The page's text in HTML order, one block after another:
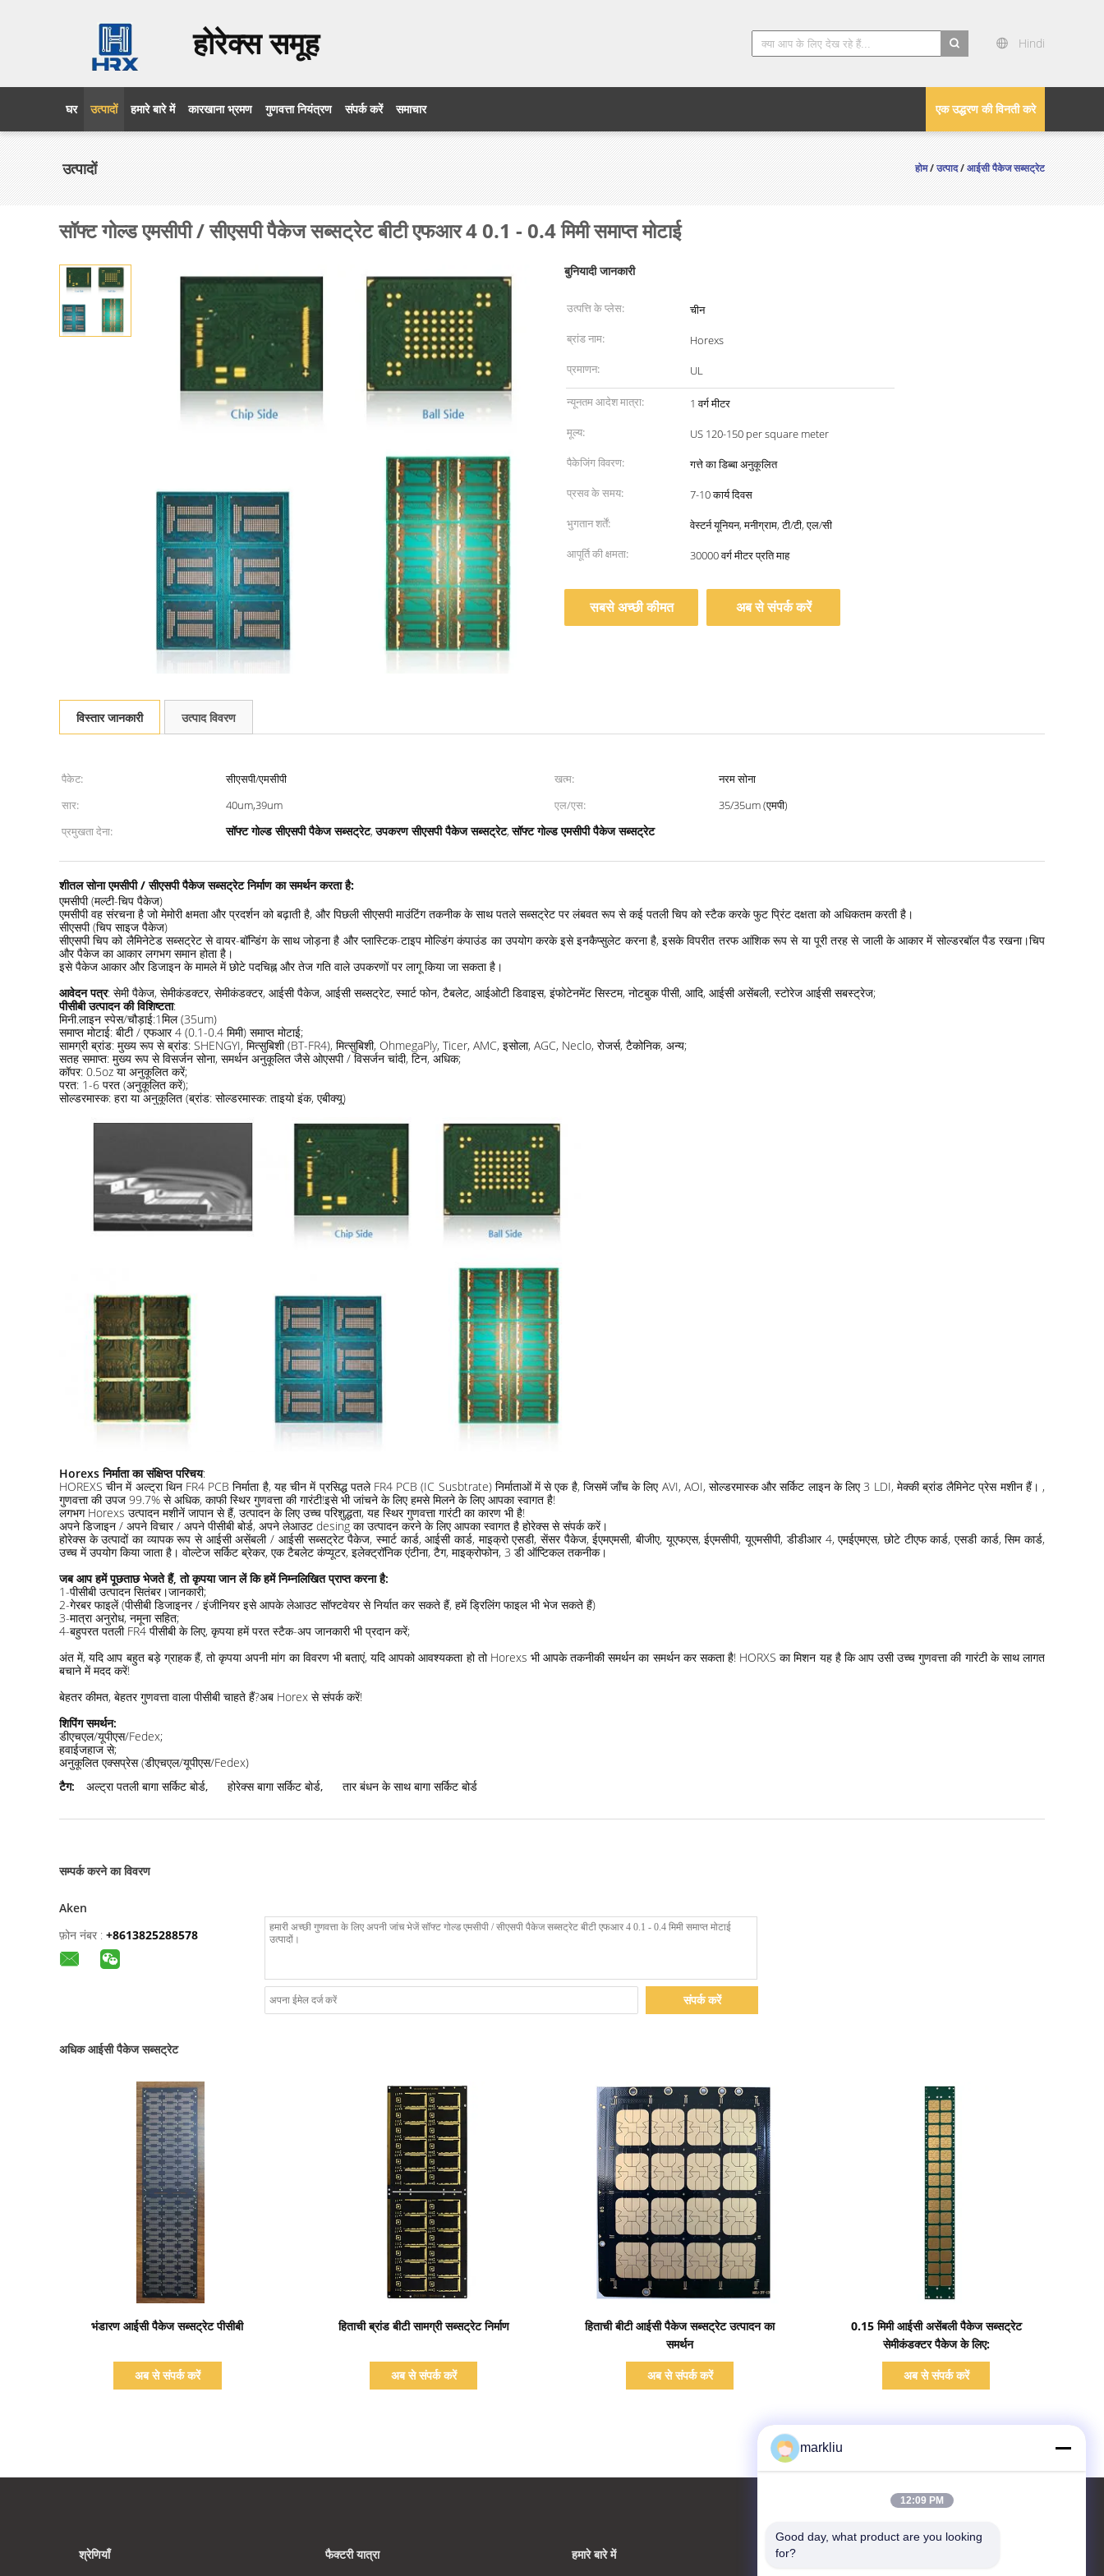
होरेक्स समूह Hindi
एक उद्धरण की विनती करे
घर उत्पादों हमारे बारे में कारखाना भ्रमण गुणवत्ता नियंत्रण संपर्क करें समाचार
उत्पादों होम/उत्पाद/आईसी पैकेज सब्सट्रेट
सॉफ्ट गोल्ड एमसीपी / सीएसपी पैकेज सब्सट्रेट बीटी एफआर 4 0.1 - 0.4 मिमी समाप्त मोटाई
बुनियादी जानकारी
उत्पत्ति के प्लेस:
चीन
ब्रांड नाम:
Horexs
प्रमाणन:
UL
न्यूनतम आदेश मात्रा:
1 वर्ग मीटर
मूल्य:
US 120-150 per square meter
पैकेजिंग विवरण:
गत्ते का डिब्बा अनुकूलित
प्रसव के समय:
7-10 कार्य दिवस
भुगतान शर्तें:
वेस्टर्न यूनियन, मनीग्राम, टी/टी, एल/सी
आपूर्ति की क्षमता:
30000 वर्ग मीटर प्रति माह
सबसे अच्छी कीमत अब से संपर्क करें
विस्तार जानकारी उत्पाद विवरण
पैकेट: सीएसपी/एमसीपी खत्म:
नरम सोना
सार:
40um,39um एल/एस:
35/35um (एमपी)
प्रमुखता देना:
सॉफ्ट गोल्ड सीएसपी पैकेज सब्सट्रेट,उपकरण सीएसपी पैकेज सब्सट्रेट,सॉफ्ट गोल्ड एमसीपी पैकेज सब्सट्रेट
शीतल सोना एमसीपी / सीएसपी पैकेज सब्सट्रेट निर्माण का समर्थन करता है:
एमसीपी (मल्टी-चिप पैकेज)
एमसीपी वह संरचना है जो मेमोरी क्षमता और प्रदर्शन को बढ़ाती है, और पिछली सीएसपी माउंटिंग तकनीक के साथ पतले सब्सट्रेट पर लंबवत रूप से कई पतली चिप को स्टैक करके फुट प्रिंट दक्षता को अधिकतम करती है।
सीएसपी (चिप साइज पैकेज)
सीएसपी चिप को लैमिनेटेड सब्सट्रेट से वायर-बॉन्डिंग के साथ जोड़ना है और प्लास्टिक-टाइप मोल्डिंग कंपाउंड का उपयोग करके इसे इनकैप्सुलेट करना है, इसके विपरीत तरफ आंशिक रूप से या पूरी तरह से जाली के आकार में सोल्डरबॉल पैड रखना।चिप
और पैकेज का आकार लगभग समान होता है।
इसे पैकेज आकार और डिजाइन के मामले में छोटे पदचिह्न और तेज गति वाले उपकरणों पर लागू किया जा सकता है।
आवेदन पत्र: सेमी पैकेज, सेमीकंडक्टर, सेमीकंडक्टर, आईसी पैकेज, आईसी सब्सट्रेट, स्मार्ट फोन, टैबलेट, आईओटी डिवाइस, इंफोटेनमेंट सिस्टम, नोटबुक पीसी, आदि, आईसी असेंबली, स्टोरेज आईसी सबस्ट्रेज;
पीसीबी उत्पादन की विशिष्टता:
मिनी.लाइन स्पेस/चौड़ाई:1मिल (35um)
समाप्त मोटाई: बीटी / एफआर 4 (0.1-0.4 मिमी) समाप्त मोटाई;
सामग्री ब्रांड: मुख्य रूप से ब्रांड: SHENGYI, मित्सुबिशी (BT-FR4), मित्सुबिशी, OhmegaPly, Ticer, AMC, इसोला, AGC, Neclo, रोजर्स, टैकोनिक, अन्य;
सतह समाप्त: मुख्य रूप से विसर्जन सोना, समर्थन अनुकूलित जैसे ओएसपी / विसर्जन चांदी, टिन, अधिक;
कॉपर: 0.5oz या अनुकूलित करें;
परत: 1-6 परत (अनुकूलित करें);
सोल्डरमास्क: हरा या अनुकूलित (ब्रांड: सोल्डरमास्क: ताइयो इंक, एबीक्यू)
Horexs निर्माता का संक्षिप्त परिचय:
HOREXS चीन में अल्ट्रा थिन FR4 PCB निर्माता है, यह चीन में प्रसिद्ध पतले FR4 PCB (IC Susbtrate) निर्माताओं में से एक है, जिसमें जाँच के लिए AVI, AOI, सोल्डरमास्क और सर्किट लाइन के लिए 3 LDI, मेक्की ब्रांड लैमिनेट प्रेस मशीन हैं। ,
गुणवत्ता की उपज 99.7% से अधिक, काफी स्थिर गुणवत्ता की गारंटी!इसे भी जांचने के लिए हमसे मिलने के लिए आपका स्वागत है!
लगभग Horexs उत्पादन मशीनें जापान से हैं, उत्पादन के लिए उच्च परिशुद्धता, यह स्थिर गुणवत्ता गारंटी का कारण भी है!
अपने डिजाइन / अपने विचार / अपने पीसीबी बोर्ड, अपने लेआउट desing का उत्पादन करने के लिए आपका स्वागत है होरेक्स से संपर्क करें।
होरेक्स के उत्पादों का व्यापक रूप से आईसी असेंबली / आईसी सब्सट्रेट पैकेज, स्मार्ट कार्ड, आईसी कार्ड, माइक्रो एसडी, सेंसर पैकेज, ईएमएमसी, बीजीए, यूएफएस, ईएमसीपी, यूएमसीपी, डीडीआर 4, एमईएमएस, छोटे टीएफ कार्ड, एसडी कार्ड, सिम कार्ड,
उच्च में उपयोग किया जाता है। वोल्टेज सर्किट ब्रेकर, एक टैबलेट कंप्यूटर, इलेक्ट्रॉनिक एंटीना, टैग, माइक्रोफोन, 3 डी ऑप्टिकल तकनीक।
जब आप हमें पूछताछ भेजते हैं, तो कृपया जान लें कि हमें निम्नलिखित प्राप्त करना है:
1-पीसीबी उत्पादन सितंबर।जानकारी;
2-गेरबर फाइलें (पीसीबी डिजाइनर / इंजीनियर इसे आपके लेआउट सॉफ्टवेयर से निर्यात कर सकते हैं, हमें ड्रिलिंग फाइल भी भेज सकते हैं)
3-मात्रा अनुरोध, नमूना सहित;
4-बहुपरत पतली FR4 पीसीबी के लिए, कृपया हमें परत स्टैक-अप जानकारी भी प्रदान करें;
अंत में, यदि आप बहुत बड़े ग्राहक हैं, तो कृपया अपनी मांग का विवरण भी बताएं, यदि आपको आवश्यकता हो तो Horexs भी आपके तकनीकी समर्थन का समर्थन कर सकता है! HORXS का मिशन यह है कि आप उसी उच्च गुणवत्ता की गारंटी के साथ लागत
बचाने में मदद करें!
बेहतर कीमत, बेहतर गुणवत्ता वाला पीसीबी चाहते हैं?अब Horex से संपर्क करें!
शिपिंग समर्थन:
डीएचएल/यूपीएस/Fedex;
हवाईजहाज से;
अनुकूलित एक्सप्रेस (डीएचएल/यूपीएस/Fedex)
टैग:
अल्ट्रा पतली बागा सर्किट बोर्ड, होरेक्स बागा सर्किट बोर्ड, तार बंधन के साथ बागा सर्किट बोर्ड
सम्पर्क करने का विवरण
Aken
फ़ोन नंबर : +8613825288578
संपर्क करें
अधिक आईसी पैकेज सब्सट्रेट
प्रदर्शन का विवरण
भंडारण आईसी पैकेज सब्सट्रेट पीसीबी
अब से संपर्क करें
प्रदर्शन का विवरण
हिताची ब्रांड बीटी सामग्री सब्सट्रेट निर्माण
अब से संपर्क करें
प्रदर्शन का विवरण
हिताची बीटी आईसी पैकेज सब्सट्रेट उत्पादन का
समर्थन
अब से संपर्क करें
प्रदर्शन का विवरण
0.15 मिमी आईसी असेंबली पैकेज सब्सट्रेट
सेमीकंडक्टर पैकेज के लिए:
अब से संपर्क करें
श्रेणियाँ फैक्टरी यात्रा हमारे बारे में
markliu
12:09 PM
Good day, what product are you looking
for?